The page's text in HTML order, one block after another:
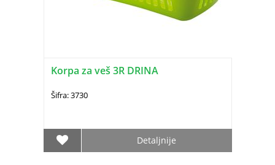
Korpa za veš 3R DRINA
Šifra: 3730
Detaljnije